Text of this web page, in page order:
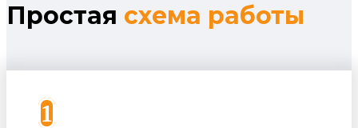
Простая схема работы
1